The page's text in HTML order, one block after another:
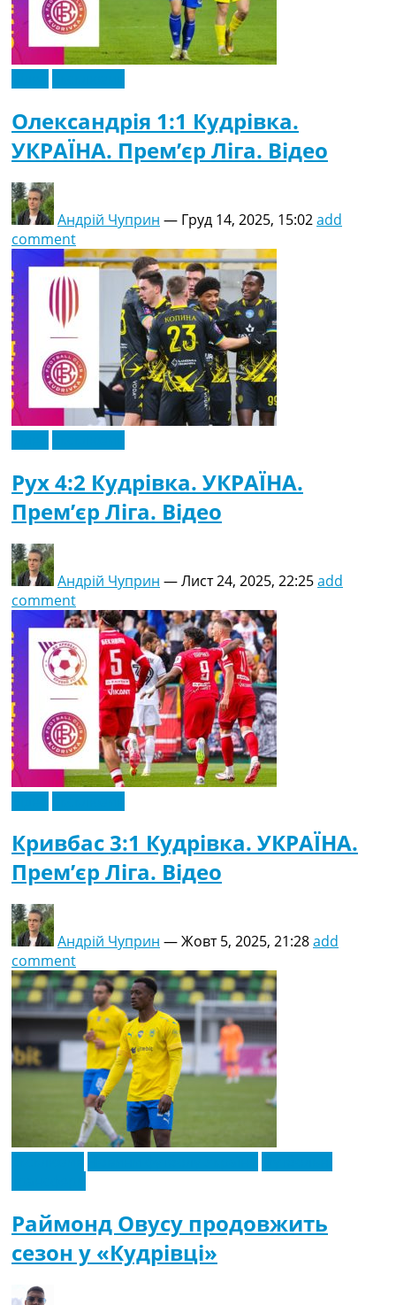
Олександрія 1:1 Кудрівка.
УКРАЇНА. Прем’єр Ліга. Відео
Андрій Чуприн — Груд 14, 2025, 15:02add
comment
Рух 4:2 Кудрівка. УКРАЇНА.
Прем’єр Ліга. Відео
Андрій Чуприн —Лист 24, 2025, 22:25add
comment
Кривбас 3:1 Кудрівка. УКРАЇНА.
Прем’єр Ліга. Відео
Андрій Чуприн —Жовт 5, 2025, 21:28add
comment
Раймонд Овусу продовжить
сезон у «Кудрівці»